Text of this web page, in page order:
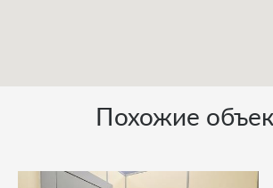
Похожие